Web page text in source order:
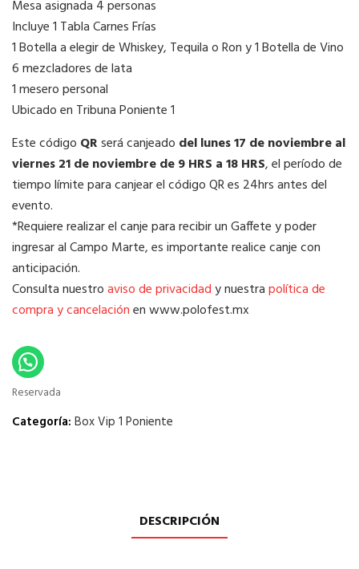
Mesa asignada 4 personas
Incluye 1 Tabla Carnes Frías
1 Botella a elegir de Whiskey, Tequila o Ron y 1 Botella de Vino
6 mezcladores de lata
1 mesero personal
Ubicado en Tribuna Poniente 1
Este código QRserá canjeado del lunes 17 de noviembre al
viernes 21 de noviembre de 9 HRS a 18 HRS, el período de
tiempo límite para canjear el código QR es 24hrs antes del
evento.
*Requiere realizar el canje para recibir un Gaffete y poder
ingresar al Campo Marte, es importante realice canje con
anticipación.
Consulta nuestroaviso de privacidady nuestrapolítica de
compra y cancelaciónen www.polofest.mx
Reservada
Categoría: Box Vip 1 Poniente
DESCRIPCIÓN